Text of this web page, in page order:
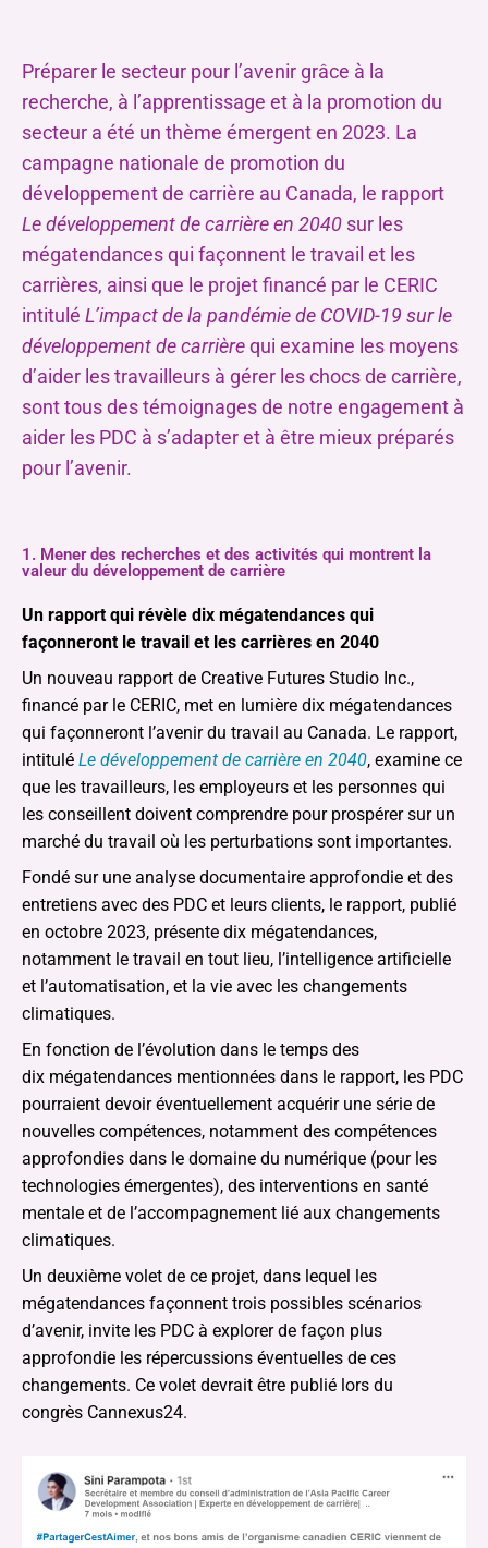
Préparer le secteur pour l’avenir grâce à la
recherche, à l’apprentissage et à la promotion du
secteur a été un thème émergent en 2023. La
campagne nationale de promotion du
développement de carrière au Canada, le rapport
Le développement de carrière en 2040 sur les
mégatendances qui façonnent le travail et les
carrières, ainsi que le projet financé par le CERIC
intitulé L’impact de la pandémie de COVID-19 sur le
développement de carrièrequi examine les moyens
d’aider les travailleurs à gérer les chocs de carrière,
sont tous des témoignages de notre engagement à
aider les PDC à s’adapter et à être mieux préparés
pour l’avenir.
1. Mener des recherches et des activités qui montrent la
valeur du développement de carrière
Un rapport qui révèle dix mégatendances qui
façonneront le travail et les carrières en 2040
Un nouveau rapport de Creative Futures Studio Inc.,
financé par le CERIC, met en lumière dix mégatendances
qui façonneront l’avenir du travail au Canada. Le rapport,
intitulé Le développement de carrière en 2040, examine ce
que les travailleurs, les employeurs et les personnes qui
les conseillent doivent comprendre pour prospérer sur un
marché du travail où les perturbations sont importantes.
Fondé sur une analyse documentaire approfondie et des
entretiens avec des PDC et leurs clients, le rapport, publié
en octobre 2023, présente dix mégatendances,
notamment le travail en tout lieu, l’intelligence artificielle
et l’automatisation, et la vie avec les changements
climatiques.
En fonction de l’évolution dans le temps des
dix mégatendances mentionnées dans le rapport, les PDC
pourraient devoir éventuellement acquérir une série de
nouvelles compétences, notamment des compétences
approfondies dans le domaine du numérique (pour les
technologies émergentes), des interventions en santé
mentale et de l’accompagnement lié aux changements
climatiques.
Un deuxième volet de ce projet, dans lequel les
mégatendances façonnent trois possibles scénarios
d’avenir, invite les PDC à explorer de façon plus
approfondie les répercussions éventuelles de ces
changements. Ce volet devrait être publié lors du
congrès Cannexus24.